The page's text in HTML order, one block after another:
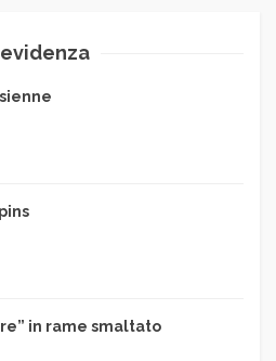
in rame smaltato